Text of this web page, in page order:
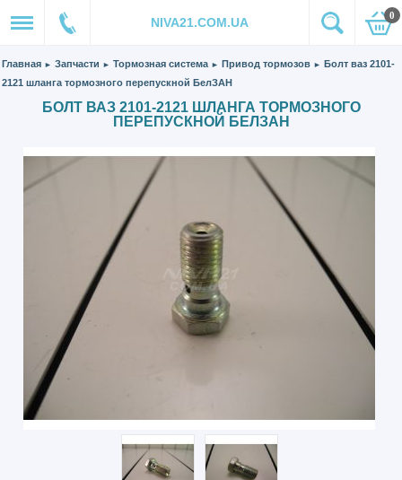
NIVA21.COM.UA 0
Главная ► Запчасти ► Тормозная система ► Привод тормозов ► Болт ваз 2101-
2121 шланга тормозного перепускной БелЗАН
БОЛТ ВАЗ 2101-2121 ШЛАНГА ТОРМОЗНОГО
ПЕРЕПУСКНОЙ БЕЛЗАН